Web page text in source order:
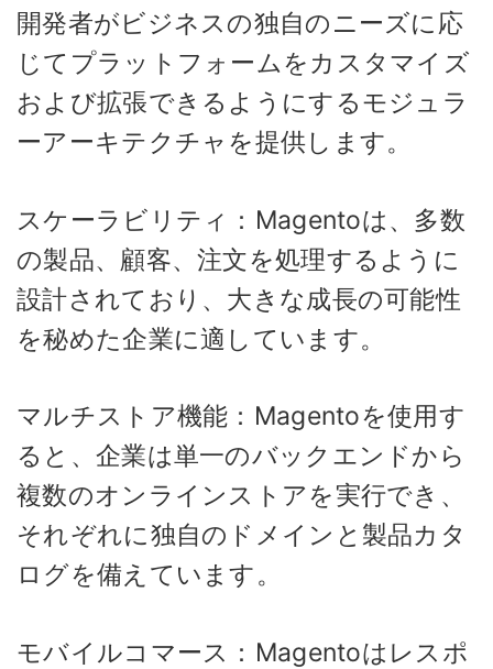
開発者がビジネスの独自のニーズに応
じてプラットフォームをカスタマイズ
および拡張できるようにするモジュラ
ーアーキテクチャを提供します。
スケーラビリティ：Magentoは、多数
の製品、顧客、注文を処理するように
設計されており、大きな成長の可能性
を秘めた企業に適しています。
マルチストア機能：Magentoを使用す
ると、企業は単一のバックエンドから
複数のオンラインストアを実行でき、
それぞれに独自のドメインと製品カタ
ログを備えています。
モバイルコマース：Magentoはレスポ